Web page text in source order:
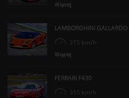
Więcej
LAMBORGHINI GALLARDO
315 km/h
Więcej
FERRARI F430
315 km/h